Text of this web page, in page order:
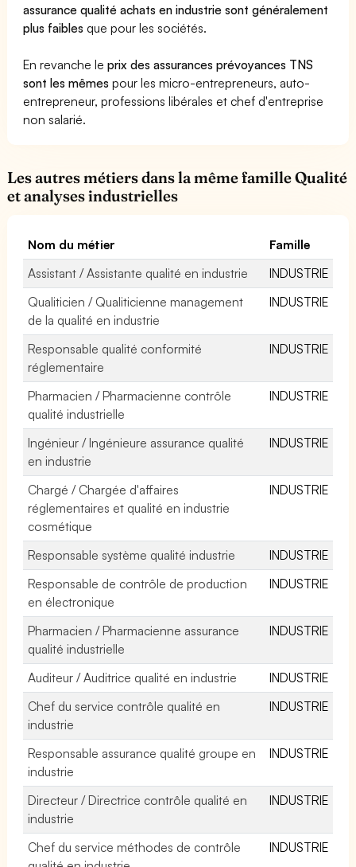
assurance qualité achats en industrie sont généralement
plus faibles que pour les sociétés.
En revanche leprix des assurances prévoyances TNS
sont les mêmes pour les micro-entrepreneurs, auto-
entrepreneur, professions libérales et chef d'entreprise
non salarié.
Les autres métiers dans la même famille Qualité
et analyses industrielles
Nom du métier
Famille
Assistant / Assistante qualité en industrie
INDUSTRIE
Qualiticien / Qualiticienne management
de la qualité en industrie
INDUSTRIE
Responsable qualité conformité
réglementaire
INDUSTRIE
Pharmacien / Pharmacienne contrôle
qualité industrielle
INDUSTRIE
Ingénieur / Ingénieure assurance qualité
en industrie
INDUSTRIE
Chargé / Chargée d'affaires
réglementaires et qualité en industrie
cosmétique
INDUSTRIE
Responsable système qualité industrie
INDUSTRIE
Responsable de contrôle de production
en électronique
INDUSTRIE
Pharmacien / Pharmacienne assurance
qualité industrielle
INDUSTRIE
Auditeur / Auditrice qualité en industrie
INDUSTRIE
Chef du service contrôle qualité en
industrie
INDUSTRIE
Responsable assurance qualité groupe en
industrie
INDUSTRIE
Directeur / Directrice contrôle qualité en
industrie
INDUSTRIE
Chef du service méthodes de contrôle
INDUSTRIE